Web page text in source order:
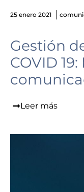
25 enero 2021
Gestión
COVID
Leer más